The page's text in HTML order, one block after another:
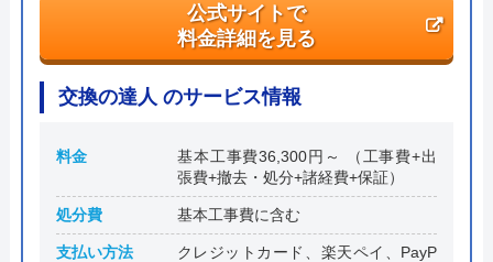
公式サイトで
料金詳細を見る
交換の達人 のサービス情報
料金
基本工事費36,300円～ （工事費+出
張費+撤去・処分+諸経費+保証）
処分費 基本工事費に含む
支払い方法
クレジットカード、楽天ペイ、PayP